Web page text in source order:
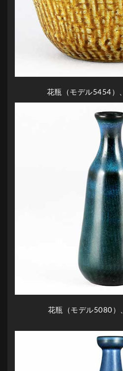
花瓶（モデル5454）
花瓶（モデル5080）